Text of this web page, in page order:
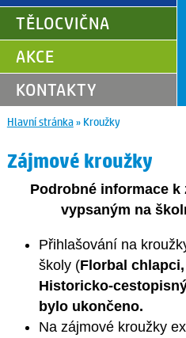
TĚLOCVIČNA
AKCE
KONTAKTY
Hlavní stránka» Kroužky
Zájmové kroužky
Podrobné informace
vypsaným na
Přihlašování na
školy (Florbal
Historicko-
byloukončeno.
Na zájmové kroužky